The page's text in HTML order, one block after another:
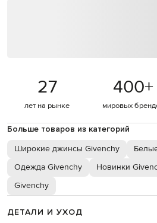
27
лет на рынке
400+
мировых
Больше товаров из категорий
Широкие джинсы Givenchy
Одежда Givenchy
Новинки
Givenchy
ДЕТАЛИ И УХОД